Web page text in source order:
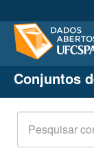
Conjuntos de
Organizações
Grupos
Sobre
Conjuntos